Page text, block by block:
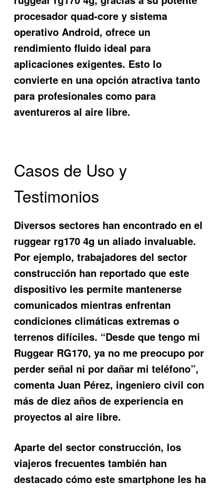
procesador quad-core y sistema
operativo Android, ofrece un
rendimiento fluido ideal para
aplicaciones exigentes. Esto lo
convierte en una opción atractiva tanto
para profesionales como para
aventureros al aire libre.
Casos de Uso y
Testimonios
Diversos sectores han encontrado en el
ruggear rg170 4g un aliado invaluable.
Por ejemplo, trabajadores del sector
construcción han reportado que este
dispositivo les permite mantenerse
comunicados mientras enfrentan
condiciones climáticas extremas o
terrenos difíciles. “Desde que tengo mi
Ruggear RG170, ya no me preocupo por
perder señal ni por dañar mi teléfono”,
comenta Juan Pérez, ingeniero civil con
más de diez años de experiencia en
proyectos al aire libre.
Aparte del sector construcción, los
viajeros frecuentes también han
destacado cómo este smartphone les ha